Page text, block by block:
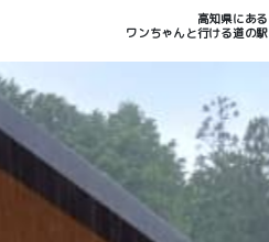
高知県にある
ワンちゃんと行ける道の駅